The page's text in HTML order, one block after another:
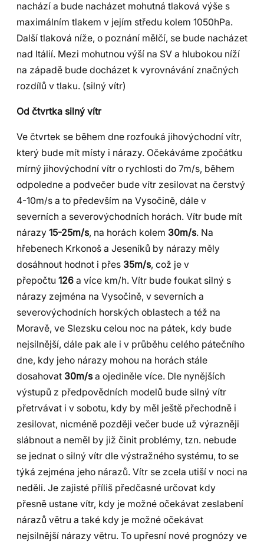
nachází a bude nacházet mohutná tlaková výše s
maximálním tlakem v jejím středu kolem 1050hPa.
Další tlaková níže, o poznání mělčí, se bude nacházet
nad Itálií. Mezi mohutnou výší na SV a hlubokou níží
na západě bude docházet k vyrovnávání značných
rozdílů v tlaku. (silný vítr)
Od čtvrtka silný vítr
Ve čtvrtek se během dne rozfouká jihovýchodní vítr,
který bude mít místy i nárazy. Očekáváme zpočátku
mírný jihovýchodní vítr o rychlosti do 7m/s, během
odpoledne a podvečer bude vítr zesilovat na čerstvý
4-10m/s a to především na Vysočině, dále v
severních a severovýchodních horách. Vítr bude mít
nárazy 15-25m/s, na horách kolem 30m/s. Na
hřebenech Krkonoš a Jeseníků by nárazy měly
dosáhnout hodnot i přes 35m/s, což je v
přepočtu 126 a více km/h. Vítr bude foukat silný s
nárazy zejména na Vysočině, v severních a
severovýchodních horských oblastech a též na
Moravě, ve Slezsku celou noc na pátek, kdy bude
nejsilnější, dále pak ale i v průběhu celého pátečního
dne, kdy jeho nárazy mohou na horách stále
dosahovat 30m/s a ojediněle více. Dle nynějších
výstupů z předpovědních modelů bude silný vítr
přetrvávat i v sobotu, kdy by měl ještě přechodně i
zesilovat, nicméně později večer bude už výrazněji
slábnout a neměl by již činit problémy, tzn. nebude
se jednat o silný vítr dle výstražného systému, to se
týká zejména jeho nárazů. Vítr se zcela utiší v noci na
neděli. Je zajisté příliš předčasné určovat kdy
přesně ustane vítr, kdy je možné očekávat zeslabení
nárazů větru a také kdy je možné očekávat
nejsilnější nárazy větru. To upřesní nové prognózy ve